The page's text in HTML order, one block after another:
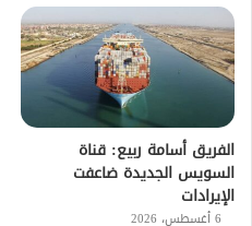
الفريق أسامة ربيع: قناة
السويس الجديدة ضاعفت
الإيرادات
6 أغسطس، 2026